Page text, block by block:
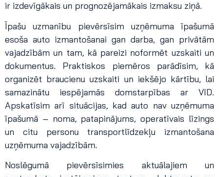
ir izdevīgākais un prognozējamākais izmaksu ziņā.
Īpašu uzmanību pievērsīsim uzņēmuma īpašumā
esoša auto izmantošanai gan darba, gan privātām
vajadzībām un tam, kā pareizi noformēt uzskaiti un
dokumentus. Praktiskos piemēros parādīsim, kā
organizēt braucienu uzskaiti un iekšējo kārtību, lai
samazinātu iespējamās domstarpības ar VID.
Apskatīsim arī situācijas, kad auto nav uzņēmuma
īpašumā – noma, patapinājums, operatīvais līzings
un citu personu transportlīdzekļu izmantošana
uzņēmuma vajadzībām.
Noslēgumā pievērsīsimies aktuālajiem un